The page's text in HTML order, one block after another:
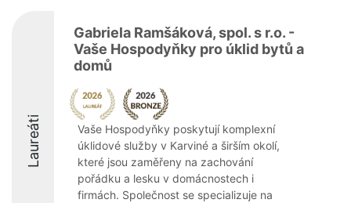
Laureáti
Gabriela Ramšáková, spol. s r.o. -
Vaše Hospodyňky pro úklid bytů a
domů
Vaše Hospodyňky poskytují komplexní
úklidové služby v Karviné a širším okolí,
které jsou zaměřeny na zachování
pořádku a lesku v domácnostech i
firmách. Společnost se specializuje na